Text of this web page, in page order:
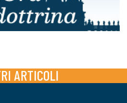
ARTICOLI